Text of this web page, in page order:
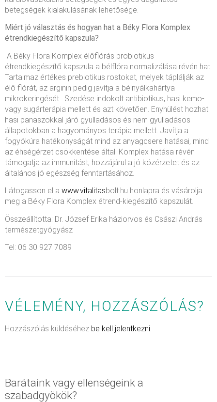
betegségek kialakulásának lehetősége.
Miért jó választás és hogyan hat a Béky Flora Komplex
étrendkiegészítő kapszula?
A Béky Flora Komplex élőflórás probiotikus
étrendkiegészítő kapszula a bélflóra normalizálása révén hat.
Tartalmaz értékes prebiotikus rostokat, melyek táplálják az
élő flórát, az arginin pedig javítja a bélnyálkahártya
mikrokeringését. Szedése indokolt antibiotikus, hasi kemo-
vagy sugárterápia mellett és azt követően. Enyhülést hozhat
hasi panaszokkal járó gyulladásos és nem gyulladásos
állapotokban a hagyományos terápia mellett. Javítja a
fogyókúra hatékonyságát mind az anyagcsere hatásai, mind
az éhségérzet csökkentése által. Komplex hatása révén
támogatja az immunitást, hozzájárul a jó közérzetet és az
általános jó egészség fenntartásához.
Látogasson el a www.vitalitasbolt.hu honlapra és vásárolja
meg a Béky Flora Komplex étrend-kiegészítő kapszulát.
Összeállította: Dr. József Erika háziorvos és Császi András
természetgyógyász
Tel: 06 30 927 7089
VÉLEMÉNY, HOZZÁSZÓLÁS?
Hozzászólás küldéséhez be kell jelentkezni.
Barátaink vagy ellenségeink a
szabadgyökök?